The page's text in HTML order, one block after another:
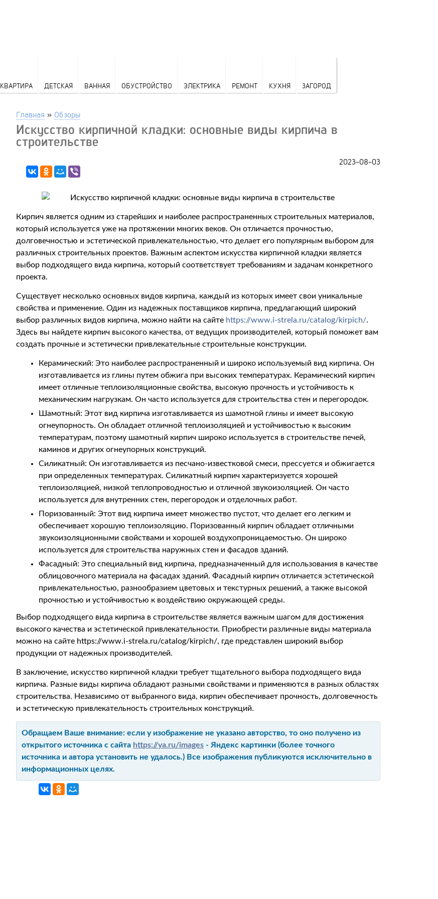
КВАРТИРА ДЕТСКАЯ ВАННАЯ ОБУСТРОЙСТВО ЭЛЕКТРИКА РЕМОНТ КУХНЯ ЗАГОРОД
Главная » Обзоры
Искусство кирпичной кладки: основные виды кирпича в
строительстве
2023-08-03
Кирпич является одним из старейших и наиболее распространенных строительных материалов,
который используется уже на протяжении многих веков. Он отличается прочностью,
долговечностью и эстетической привлекательностью, что делает его популярным выбором для
различных строительных проектов. Важным аспектом искусства кирпичной кладки является
выбор подходящего вида кирпича, который соответствует требованиям и задачам конкретного
проекта.
Существует несколько основных видов кирпича, каждый из которых имеет свои уникальные
свойства и применение. Один из надежных поставщиков кирпича, предлагающий широкий
выбор различных видов кирпича, можно найти на сайте https://www.i-strela.ru/catalog/kirpich/.
Здесь вы найдете кирпич высокого качества, от ведущих производителей, который поможет вам
создать прочные и эстетически привлекательные строительные конструкции.
Керамический: Это наиболее распространенный и широко используемый вид кирпича. Он
изготавливается из глины путем обжига при высоких температурах. Керамический кирпич
имеет отличные теплоизоляционные свойства, высокую прочность и устойчивость к
механическим нагрузкам. Он часто используется для строительства стен и перегородок.
Шамотный: Этот вид кирпича изготавливается из шамотной глины и имеет высокую
огнеупорность. Он обладает отличной теплоизоляцией и устойчивостью к высоким
температурам, поэтому шамотный кирпич широко используется в строительстве печей,
каминов и других огнеупорных конструкций.
Силикатный: Он изготавливается из песчано-известковой смеси, прессуется и обжигается
при определенных температурах. Силикатный кирпич характеризуется хорошей
теплоизоляцией, низкой теплопроводностью и отличной звукоизоляцией. Он часто
используется для внутренних стен, перегородок и отделочных работ.
Поризованный: Этот вид кирпича имеет множество пустот, что делает его легким и
обеспечивает хорошую теплоизоляцию. Поризованный кирпич обладает отличными
звукоизоляционными свойствами и хорошей воздухопроницаемостью. Он широко
используется для строительства наружных стен и фасадов зданий.
Фасадный: Это специальный вид кирпича, предназначенный для использования в качестве
облицовочного материала на фасадах зданий. Фасадный кирпич отличается эстетической
привлекательностью, разнообразием цветовых и текстурных решений, а также высокой
прочностью и устойчивостью к воздействию окружающей среды.
Выбор подходящего вида кирпича в строительстве является важным шагом для достижения
высокого качества и эстетической привлекательности. Приобрести различные виды материала
можно на сайте https://www.i-strela.ru/catalog/kirpich/, где представлен широкий выбор
продукции от надежных производителей.
В заключение, искусство кирпичной кладки требует тщательного выбора подходящего вида
кирпича. Разные виды кирпича обладают разными свойствами и применяются в разных областях
строительства. Независимо от выбранного вида, кирпич обеспечивает прочность, долговечность
и эстетическую привлекательность строительных конструкций.
Обращаем Ваше внимание: если у изображение не указано авторство, то оно получено из
открытого источника с сайта https://ya.ru/images - Яндекс картинки (более точного
источника и автора установить не удалось.) Все изображения публикуются исключительно в
информационных целях.